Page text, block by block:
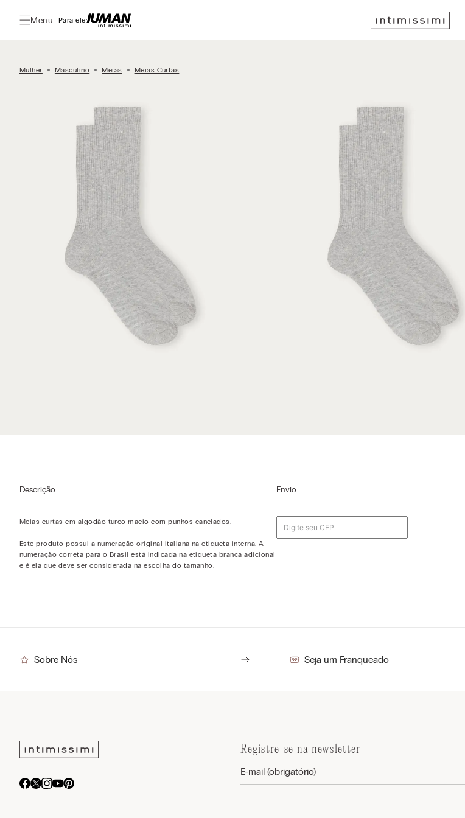
Menu Para ele:
Mulher Masculino Meias Meias Curtas
Descrição
Meias curtas em algodão turco macio com punhos canelados.
Este produto possui a numeração original italiana na etiqueta interna. A
numeração correta para o Brasil está indicada na etiqueta branca adicional
e é ela que deve ser considerada na escolha do tamanho.
Envio
Sobre Nós Seja um Franqueado
Registre-se na newsletter